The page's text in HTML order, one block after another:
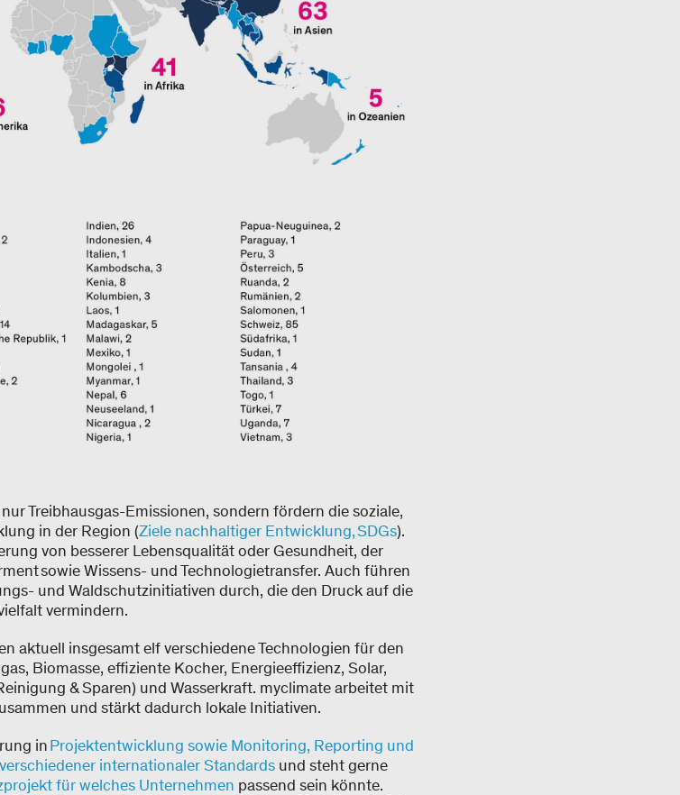
Treibhausgas-​Emissionen, sondern fördern die soziale,
in der Region (Ziele nachhaltiger Entwicklung, SDGs).
von besserer Lebensqualität oder Gesundheit, der
sowie Wissens-​ und Technologietransfer. Auch führen
und Waldschutzinitiativen durch, die den Druck auf die
vermindern.
aktuell insgesamt elf verschiedene Technologien für den
Biomasse, effiziente Kocher, Energieeffizienz, Solar,
& Sparen) und Wasserkraft. myclimate arbeitet mit
und stärkt dadurch lokale Initiativen.
inProjektentwicklung sowie Monitoring, Reporting und
verschiedener internationaler Standardsund steht gerne
für welches Unternehmen passend sein könnte.